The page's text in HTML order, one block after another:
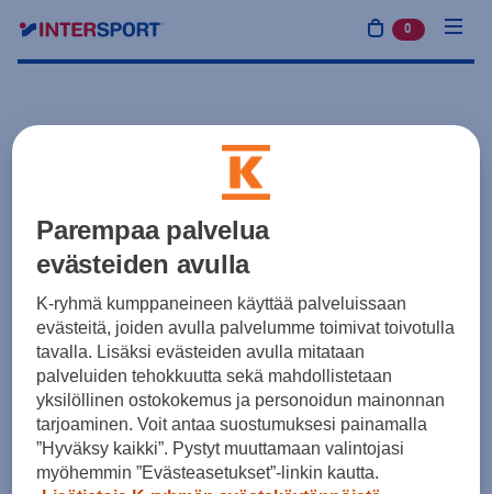
0 tuotetta
Parempaa palvelua
evästeiden avulla
K-ryhmä kumppaneineen käyttää palveluissaan
evästeitä, joiden avulla palvelumme toimivat toivotulla
tavalla. Lisäksi evästeiden avulla mitataan
palveluiden tehokkuutta sekä mahdollistetaan
yksilöllinen ostokokemus ja personoidun mainonnan
tarjoaminen. Voit antaa suostumuksesi painamalla
”Hyväksy kaikki”. Pystyt muuttamaan valintojasi
myöhemmin ”Evästeasetukset”-linkin kautta.